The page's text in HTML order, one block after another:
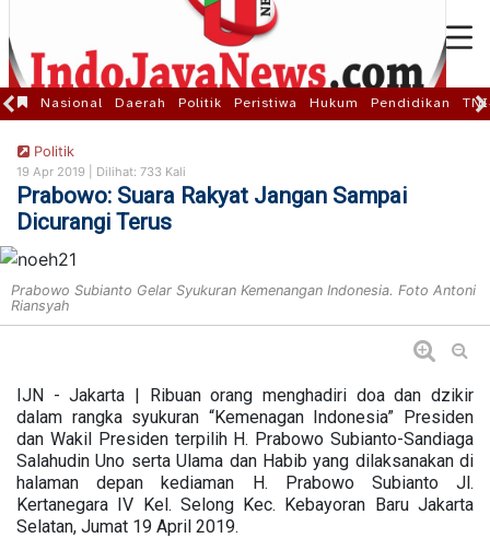
Nasional Daerah Politik Peristiwa Hukum Pendidikan
Politik
19 Apr 2019 | Dilihat: 733 Kali
Prabowo: Suara Rakyat Jangan Sampai
Dicurangi Terus
Prabowo Subianto Gelar Syukuran Kemenangan Indonesia. Foto Antoni
Riansyah
IJN - Jakarta | Ribuan orang menghadiri doa dan dzikir
dalam rangka syukuran “Kemenagan Indonesia” Presiden
dan Wakil Presiden terpilih H. Prabowo Subianto-Sandiaga
Salahudin Uno serta Ulama dan Habib yang dilaksanakan di
halaman depan kediaman H. Prabowo Subianto Jl.
Kertanegara IV Kel. Selong Kec. Kebayoran Baru Jakarta
Selatan, Jumat 19 April 2019.